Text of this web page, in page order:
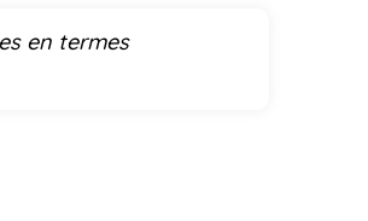
en termes